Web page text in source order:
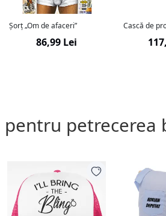
Șorț „Om de afaceri”
86,99 Lei
Cască de
pentru petrecerea